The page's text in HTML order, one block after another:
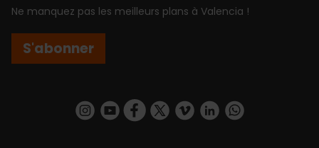
Ne manquez pas les meilleurs plans à Valencia !
S'abonner
https://www.instagram.com/visit_valencia/
https://www.youtube.com/user/
https://www.facebook.com/
https://twitter.com/
https://vimeo.com/
https://www.linkedin.com/company/turismo-valencia/https://api.whatsapp.com/send/